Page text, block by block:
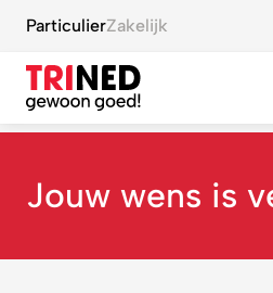
ParticulierZakelijk
Jouw wens is